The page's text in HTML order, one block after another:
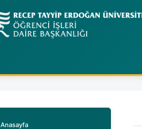
Anasayfa